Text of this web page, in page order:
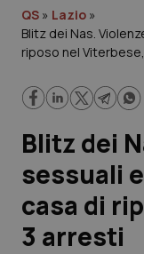
Governo e
Regioni e Asl
Lavoro e
Scienza e
Studi e Analisi
QS » Lazio »
Blitz dei Nas.
riposo nel
Blitz dei
sessuali
casa di
3 arresti